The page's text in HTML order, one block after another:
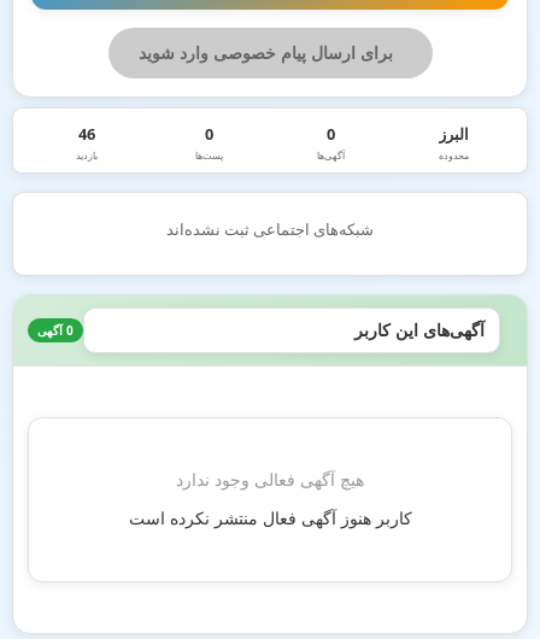
برای ارسال پیام خصوصی وارد شوید
البرز
محدوده
0
آگهی‌ها
0
پست‌ها
46
بازدید
شبکه‌های اجتماعی ثبت نشده‌اند
آگهی‌های این کاربر 0 آگهی
هیچ آگهی فعالی وجود ندارد
کاربر هنوز آگهی فعال منتشر نکرده است